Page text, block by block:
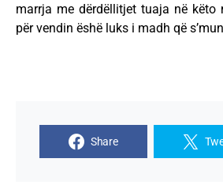
marrja me dërdëllitjet tuaja në këto
për vendin ëshë luks i madh që
Share